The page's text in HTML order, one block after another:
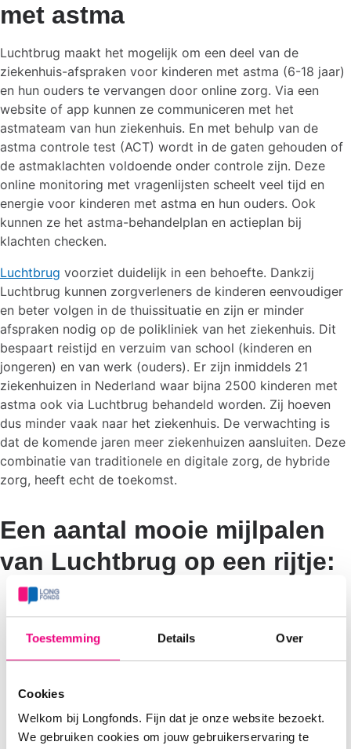
Toestemming Details Over
Cookies
Welkom bij Longfonds. Fijn dat je onze website bezoekt.
We gebruiken cookies om jouw gebruikerservaring te
met astma
Luchtbrug maakt het mogelijk om een deel van de
ziekenhuis-afspraken voor kinderen met astma (6-18 jaar)
en hun ouders te vervangen door online zorg. Via een
website of app kunnen ze communiceren met het
astmateam van hun ziekenhuis. En met behulp van de
astma controle test (ACT) wordt in de gaten gehouden of
de astmaklachten voldoende onder controle zijn. Deze
online monitoring met vragenlijsten scheelt veel tijd en
energie voor kinderen met astma en hun ouders. Ook
kunnen ze het astma-behandelplan en actieplan bij
klachten checken.
Luchtbrug voorziet duidelijk in een behoefte. Dankzij
Luchtbrug kunnen zorgverleners de kinderen eenvoudiger
en beter volgen in de thuissituatie en zijn er minder
afspraken nodig op de polikliniek van het ziekenhuis. Dit
bespaart reistijd en verzuim van school (kinderen en
jongeren) en van werk (ouders). Er zijn inmiddels 21
ziekenhuizen in Nederland waar bijna 2500 kinderen met
astma ook via Luchtbrug behandeld worden. Zij hoeven
dus minder vaak naar het ziekenhuis. De verwachting is
dat de komende jaren meer ziekenhuizen aansluiten. Deze
combinatie van traditionele en digitale zorg, de hybride
zorg, heeft echt de toekomst.
Een aantal mooie mijlpalen
van Luchtbrug op een rijtje:
In Luchtbrug is inmiddels de 50.000ste astma
controle -vragenlijst ingevuld.
Er is sinds corona - 2020 - ook een Luchtbrug-
variant gelanceerd voor taaislijmziekte (Luchtbrug-
taaislijmziekte heel makkelijk in de thuissituatie hun
klachten bijhouden. Ook kunnen ze de longfunctie via
de Luchtbrug-app controleren. Dit bespaart een